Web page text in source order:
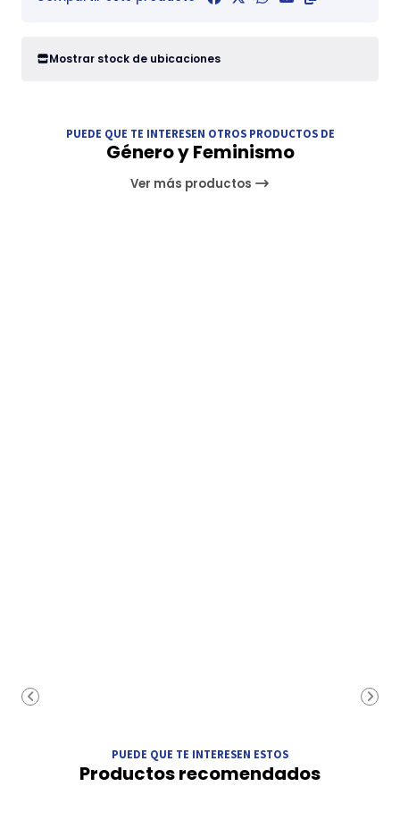
Mostrar stock de ubicaciones
PUEDE QUE TE INTERESEN OTROS PRODUCTOS DE
Género y Feminismo
Ver más productos
PUEDE QUE TE INTERESEN ESTOS
Productos recomendados